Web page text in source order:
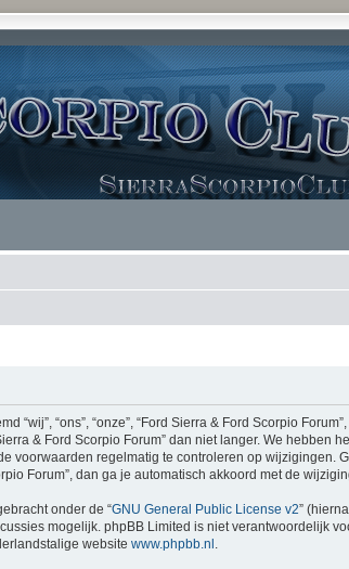
“wij”, “ons”, “onze”, “Ford Sierra & Ford Scorpio
& Ford Scorpio Forum” dan niet langer. We
voorwaarden regelmatig te controleren op
Forum”, dan ga je automatisch akkoord met de
onder de “GNU General Public License v2”
mogelijk. phpBB Limited is niet verantwoordelijk
websitewww.phpbb.nl .